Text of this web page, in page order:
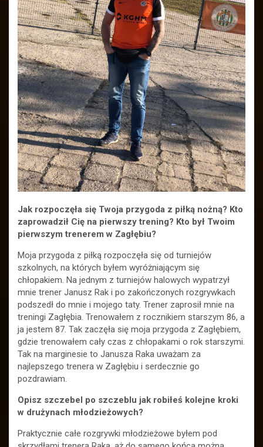
Jak rozpoczęła się Twoja przygoda z piłką nożną? Kto
zaprowadził Cię na pierwszy trening? Kto był Twoim
pierwszym trenerem w Zagłębiu?
Moja przygoda z piłką rozpoczęła się od turniejów
szkolnych, na których byłem wyróżniającym się
chłopakiem. Na jednym z turniejów halowych wypatrzył
mnie trener Janusz Rak i po zakończonych rozgrywkach
podszedł do mnie i mojego taty. Trener zaprosił mnie na
treningi Zagłębia. Trenowałem z rocznikiem starszym 86, a
ja jestem 87. Tak zaczęła się moja przygoda z Zagłębiem,
gdzie trenowałem cały czas z chłopakami o rok starszymi.
Tak na marginesie to Janusza Raka uważam za
najlepszego trenera w Zagłębiu i serdecznie go
pozdrawiam.
Opisz szczebel po szczeblu jak robiłeś kolejne kroki
w drużynach młodzieżowych?
Praktycznie całe rozgrywki młodzieżowe byłem pod